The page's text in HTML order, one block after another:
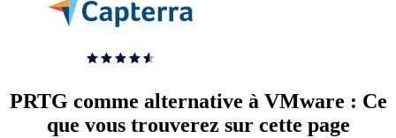
PRTG comme alternative à VMware : Ce
que vous trouverez sur cette page